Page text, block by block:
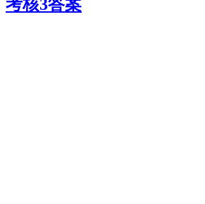
考核3答案